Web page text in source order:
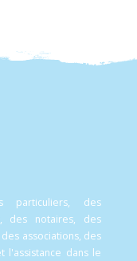
particuliers, des
des notaires, des
associations, des
l'assistance dans le